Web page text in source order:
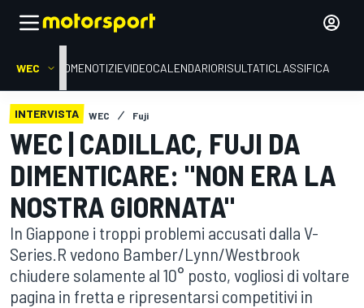
WEC HOMENOTIZIEVIDEOCALENDARIORISULTATICLASSIFICA
INTERVISTA WEC Fuji
WEC | CADILLAC, FUJI DA
DIMENTICARE: "NON ERA LA
NOSTRA GIORNATA"
In Giappone i troppi problemi accusati dalla V-
Series.R vedono Bamber/Lynn/Westbrook
chiudere solamente al 10° posto, vogliosi di voltare
pagina in fretta e ripresentarsi competitivi in